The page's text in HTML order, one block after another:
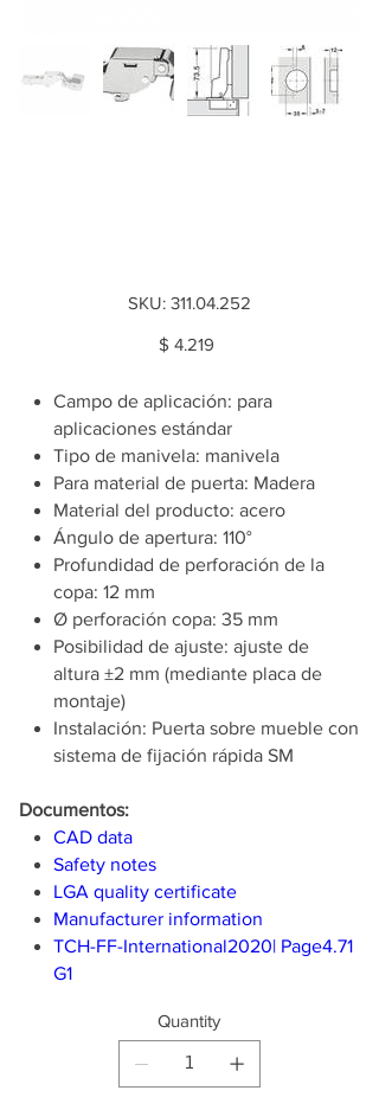
SKU: SKU
311.04.252
311.04.252
Price
$ 4.219
Campo de aplicación: para
aplicaciones estándar
Tipo de manivela: manivela
Para material de puerta: Madera
Material del producto: acero
Ángulo de apertura: 110°
Profundidad de perforación de la
copa: 12 mm
Ø perforación copa: 35 mm
Posibilidad de ajuste: ajuste de
altura ±2 mm (mediante placa de
montaje)
Instalación: Puerta sobre mueble con
sistema de fijación rápida SM
Documentos:
CAD data
Safety notes
LGA quality certificate
Manufacturer information
TCH-FF-International2020| Page4.71
G1
Quantity